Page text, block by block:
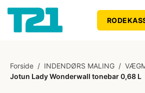
Forside / INDENDØRS MALING /
Jotun Lady Wonderwall tonebar 0,68 L